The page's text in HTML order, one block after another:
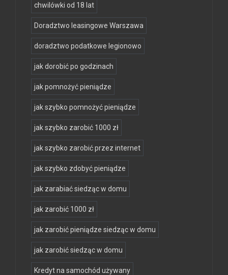
chwilówki od 18 lat
Doradztwo leasingowe Warszawa
doradztwo podatkowe legionowo
jak dorobić po godzinach
jak pomnożyć pieniądze
jak szybko pomnożyć pieniądze
jak szybko zarobić 1000 zł
jak szybko zarobić przez internet
jak szybko zdobyć pieniądze
jak zarabiać siedząc w domu
jak zarobić 1000 zł
jak zarobić pieniądze siedząc w domu
jak zarobić siedząc w domu
Kredyt na samochód używany